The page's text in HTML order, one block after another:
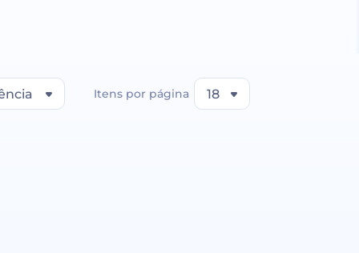
Itens por página 18